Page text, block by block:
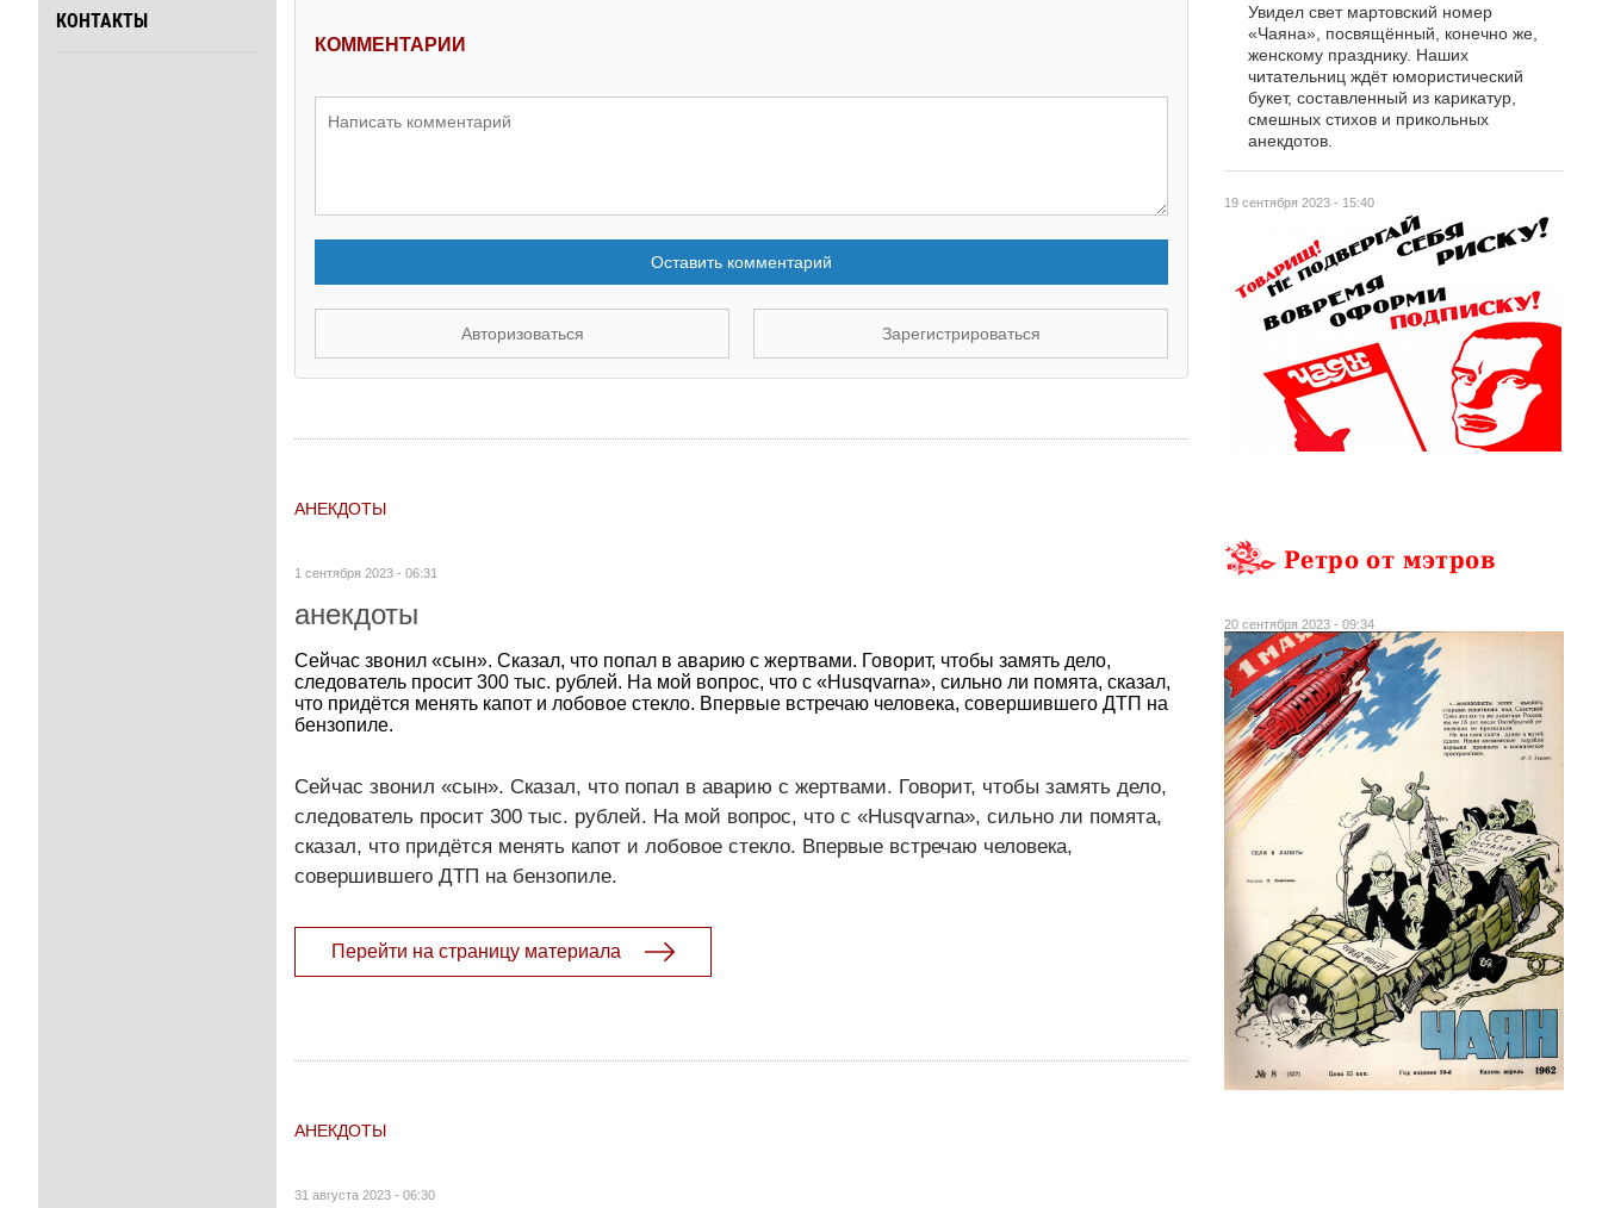
КОНТАКТЫ
КОММЕНТАРИИ
Оставить комментарий
Авторизоваться Зарегистрироваться
АНЕКДОТЫ
1 сентября 2023 - 06:31
анекдоты
Сейчас звонил «сын». Сказал, что попал в аварию с жертвами. Говорит, чтобы замять дело,
следователь просит 300 тыс. рублей. На мой вопрос, что с «Husqvarna», сильно ли помята, сказал,
что придётся менять капот и лобовое стекло. Впервые встречаю человека, совершившего ДТП на
бензопиле.
Сейчас звонил «сын». Сказал, что попал в аварию с жертвами. Говорит, чтобы замять дело,
следователь просит 300 тыс. рублей. На мой вопрос, что с «Husqvarna», сильно ли помята,
сказал, что придётся менять капот и лобовое стекло. Впервые встречаю человека,
совершившего ДТП на бензопиле.
Перейти на страницу материала
АНЕКДОТЫ
31 августа 2023 - 06:30
19 сентября 2023 - 15:40
Увидел свет мартовский номер
«Чаяна», посвящённый, конечно же,
женскому празднику. Наших
читательниц ждёт юмористический
букет, составленный из карикатур,
смешных стихов и прикольных
анекдотов.
Ретро от мэтров
20 сентября 2023 - 09:34